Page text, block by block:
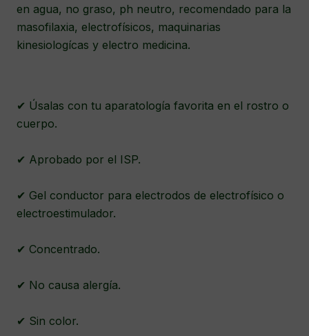
en agua, no graso, ph neutro, recomendado para la
masofilaxia, electrofísicos, maquinarias
kinesiologícas y electro medicina.
✔ Úsalas con tu aparatología favorita en el rostro o
cuerpo.
✔ Aprobado por el ISP.
✔ Gel conductor para electrodos de electrofísico o
electroestimulador.
✔ Concentrado.
✔ No causa alergía.
✔ Sin color.